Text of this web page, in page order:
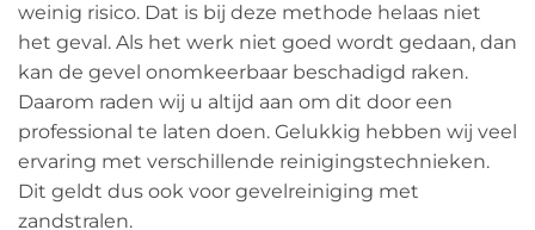
weinig risico. Dat is bij deze methode helaas niet
het geval. Als het werk niet goed wordt gedaan, dan
kan de gevel onomkeerbaar beschadigd raken.
Daarom raden wij u altijd aan om dit door een
professional te laten doen. Gelukkig hebben wij veel
ervaring met verschillende reinigingstechnieken.
Dit geldt dus ook voor gevelreiniging met
zandstralen.